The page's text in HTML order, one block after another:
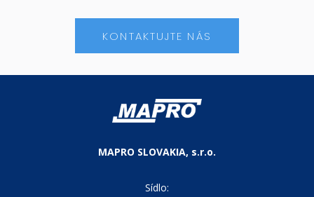
KONTAKTUJTE NÁS
MAPRO SLOVAKIA, s.r.o.
Sídlo: